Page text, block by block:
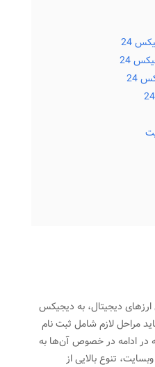
24
24
24
دیجیتال، به دیجیکس
مراحل لازم شامل ثبت نام
در ادامه در خصوص آن‌ها به
تنوع بالایی از